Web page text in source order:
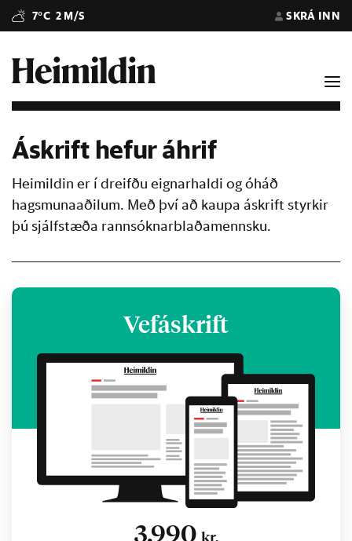
7°C 2 M/S SKRÁ INN
Áskrift hefur áhrif
Heimildin er í dreifðu eignarhaldi og óháð
hagsmunaaðilum. Með því að kaupa áskrift styrkir
þú sjálfstæða rannsóknarblaðamennsku.
Vefáskrift
3.990 kr.